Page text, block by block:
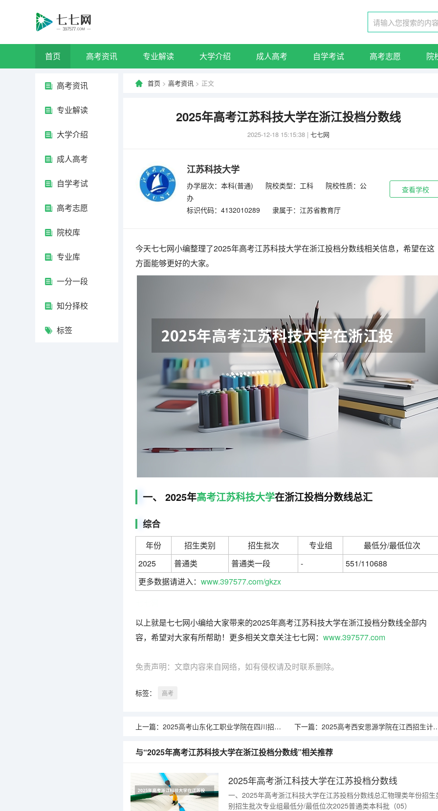
首页 高考资讯 专业解读 大学介绍 成人高考 自学考试 高考志愿 院
高考资讯
专业解读
大学介绍
成人高考
自学考试
高考志愿
院校库
专业库
一分一段
知分择校
标签
首页 > 高考资讯 > 正文
2025年高考江苏科技大学在浙江投档分数线
2025-12-18 15:15:38 | 七七网
江苏科技大学
办学层次：本科(普通) 院校类型：工科
院校性质：公
办
标识代码：4132010289
隶属于：江苏省教育厅
查看学校
今天七七网小编整理了2025年高考江苏科技大学在浙江投档分数线相关信息，希望在这
方面能够更好的大家。
一、 2025年高考江苏科技大学在浙江投档分数线总汇
综合
年份 招生类别 招生批次 专业组
最低分/最低位次
2025
普通类 普通类一段 -
551/110688
更多数据请进入： www.397577.com/gkzx
以上就是七七网小编给大家带来的2025年高考江苏科技大学在浙江投档分数线全部内
容，希望对大家有所帮助！更多相关文章关注七七网： www.397577.com
免责声明：文章内容来自网络，如有侵权请及时联系删除。
标签： 高考
上一篇： 2025高考山东化工职业学院在四川招生计划介绍（2026参考） 下一篇： 2025高考西安思源学院在江西招生计划介绍（2026参考）
与“2025年高考江苏科技大学在浙江投档分数线”相关推荐
2025年高考浙江科技大学在江苏投档分数线
一、2025年高考浙江科技大学在江苏投档分数线总汇物理类年份招生
别招生批次专业组最低分/最低位次2025普通类本科批（05）